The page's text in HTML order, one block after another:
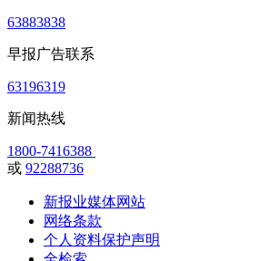
63883838
早报广告联系
63196319
新闻热线
1800-7416388
或 92288736
新报业媒体网站
网络条款
个人资料保护声明